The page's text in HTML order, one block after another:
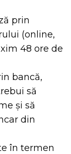
prin
(online,
48 ore de
bancă,
să
şi să
din
în termen